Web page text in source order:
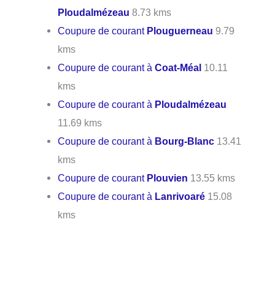
Ploudalmézeau 8.73 kms
Coupure de courant Plouguerneau 9.79
kms
Coupure de courant àCoat-Méal 10.11
kms
Coupure de courant à Ploudalmézeau
11.69 kms
Coupure de courant à Bourg-Blanc 13.41
kms
Coupure de courant Plouvien 13.55 kms
Coupure de courant à Lanrivoaré 15.08
kms